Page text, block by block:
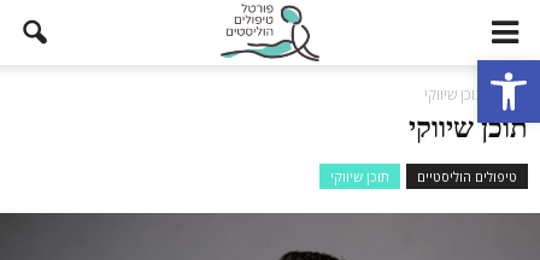
פתח סרגל נגישות
בית תוכן שיווקי
תוכן שיווקי
טיפולים הוליסטיים תוכן שיווקי